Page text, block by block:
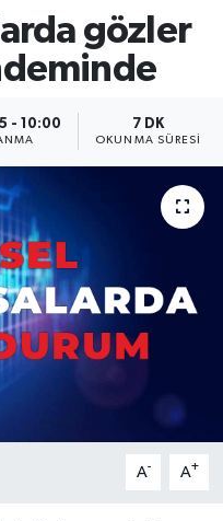
gözler
- 10:00 7 DK
OKUNMA SÜRESI
A- A+